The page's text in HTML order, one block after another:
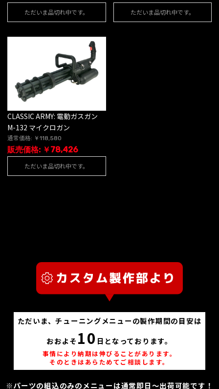
ただいま品切れ中です。 ただいま品切れ中です。
CLASSIC ARMY: 電動ガスガン
M-132 マイクロガン
通常価格: ￥118,580
販売価格: ￥78,426
ただいま品切れ中です。
ただいま、チューニングメニューの製作期間の目安は
おおよそ 10 日となっております。
事情により納期は伸びることがあります。
そのときはあらためてご相談します。
※パーツの組込のみのメニューは通常即日～出荷可能です！